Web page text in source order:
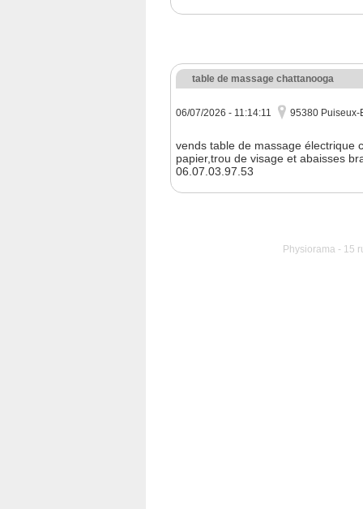
table de massage chattanooga
06/07/2026 - 11:14:11 95380 Puiseux-
vends table de massage électrique
papier,trou de visage et abaisses
06.07.03.97.53
Physiorama - 15